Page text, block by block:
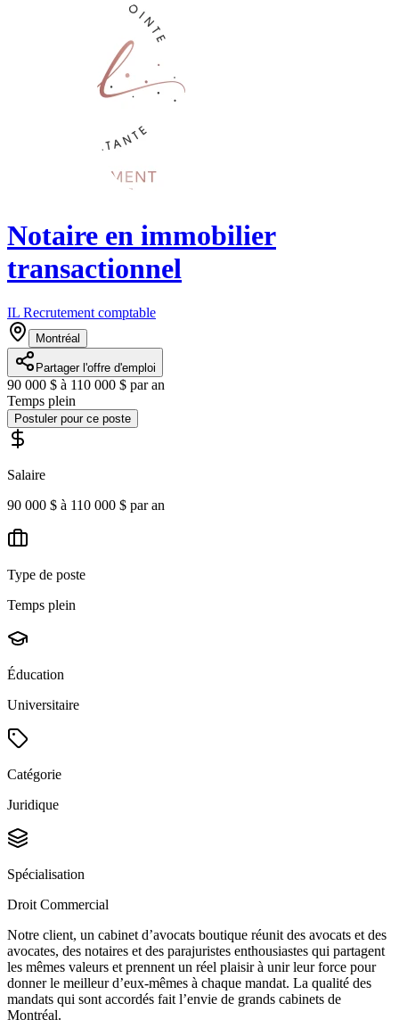
Notaire en immobilier
transactionnel
IL Recrutement comptable
Montréal
Partager l'offre d'emploi
90 000 $ à 110 000 $ par an
Temps plein
Postuler pour ce poste
Salaire
90 000 $ à 110 000 $ par an
Type de poste
Temps plein
Éducation
Universitaire
Catégorie
Juridique
Spécialisation
Droit Commercial
Notre client, un cabinet d’avocats boutique réunit des avocats et des
avocates, des notaires et des parajuristes enthousiastes qui partagent
les mêmes valeurs et prennent un réel plaisir à unir leur force pour
donner le meilleur d’eux-mêmes à chaque mandat. La qualité des
mandats qui sont accordés fait l’envie de grands cabinets de
Montréal.